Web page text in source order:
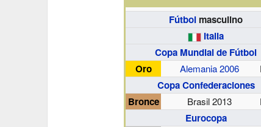
Fútbol masculino
Italia
Copa Mundial de Fútbol
Oro
Alemania 2006
Copa Confederaciones
Bronce
Brasil 2013
Eurocopa